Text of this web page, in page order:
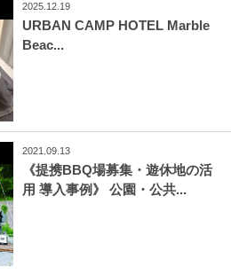
2025.12.19
URBAN CAMP HOTEL Marble
Beac...
2021.09.13
《提携BBQ場募集・遊休地の活
用 導入事例》 公園・公共...